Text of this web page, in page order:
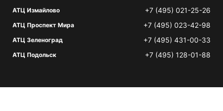
АТЦ Измайлово +7 (495) 021-25-26
АТЦ Проспект Мира +7 (495) 023-42-98
АТЦ Зеленоград +7 (495) 431-00-33
АТЦ Подольск +7 (495) 128-01-88